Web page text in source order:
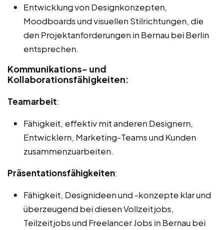
Entwicklung von Designkonzepten,
Moodboards und visuellen Stilrichtungen, die
den Projektanforderungen in Bernau bei Berlin
entsprechen.
Kommunikations- und
Kollaborationsfähigkeiten:
Teamarbeit:
Fähigkeit, effektiv mit anderen Designern,
Entwicklern, Marketing-Teams und Kunden
zusammenzuarbeiten.
Präsentationsfähigkeiten:
Fähigkeit, Designideen und -konzepte klar und
überzeugend bei diesen Vollzeitjobs,
Teilzeitjobs und Freelancer Jobs in Bernau bei